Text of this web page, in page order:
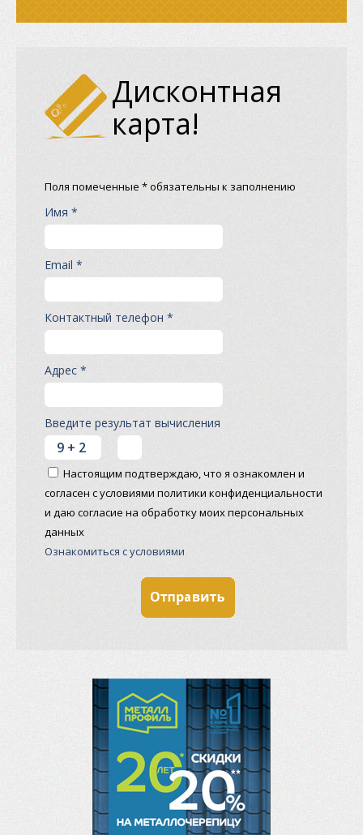
Дисконтная
карта!
Поля помеченные * обязательны к заполнению
Имя *
Email *
Контактный телефон *
Адрес *
Введите результат вычисления
Настоящим подтверждаю, что я ознакомлен и
согласен с условиями политики конфиденциальности
и даю согласие на обработку моих персональных
данных
Ознакомиться с условиями